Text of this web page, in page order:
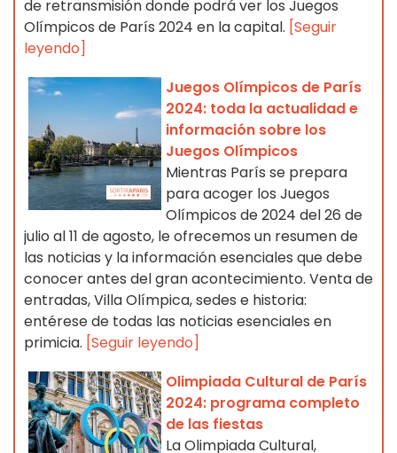
de retransmisión donde podrá ver los Juegos
Olímpicos de París 2024 en la capital. [Seguir
leyendo]
Juegos Olímpicos de París
2024: toda la actualidad e
información sobre los
Juegos Olímpicos
Mientras París se prepara
para acoger los Juegos
Olímpicos de 2024 del 26 de
julio al 11 de agosto, le ofrecemos un resumen de
las noticias y la información esenciales que debe
conocer antes del gran acontecimiento. Venta de
entradas, Villa Olímpica, sedes e historia:
entérese de todas las noticias esenciales en
primicia. [Seguir leyendo]
Olimpiada Cultural de París
2024: programa completo
de las fiestas
La Olimpiada Cultural,